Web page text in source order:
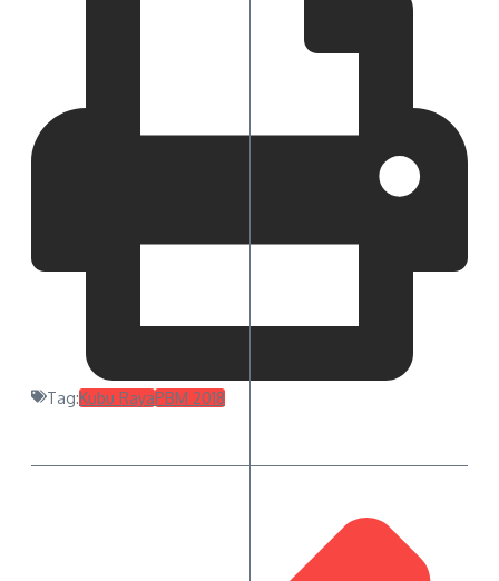
Tag:Kubu RayaPBM 2018